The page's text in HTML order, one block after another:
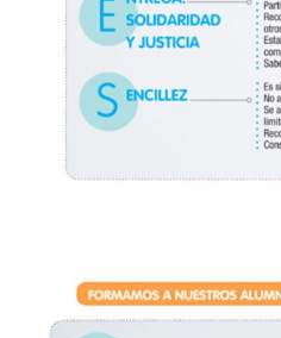
BUEN TRATO